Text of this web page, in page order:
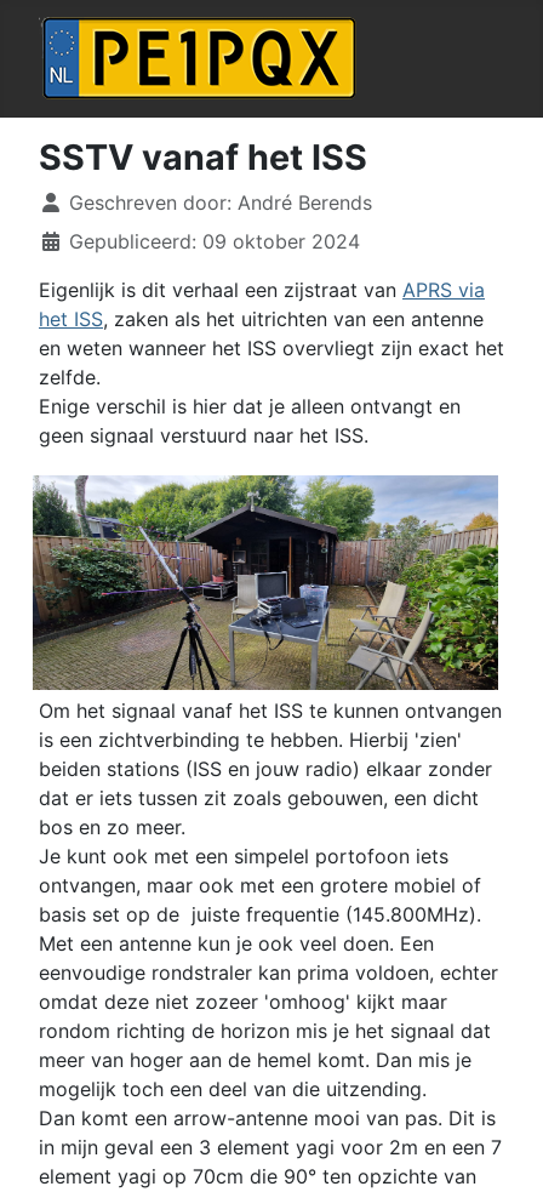
SSTV vanaf het ISS
DetailsGeschreven door: André Berends
Gepubliceerd: 09 oktober 2024
Eigenlijk is dit verhaal een zijstraat van APRS via
het ISS, zaken als het uitrichten van een antenne
en weten wanneer het ISS overvliegt zijn exact het
zelfde.
Enige verschil is hier dat je alleen ontvangt en
geen signaal verstuurd naar het ISS.
Om het signaal vanaf het ISS te kunnen ontvangen
is een zichtverbinding te hebben. Hierbij 'zien'
beiden stations (ISS en jouw radio) elkaar zonder
dat er iets tussen zit zoals gebouwen, een dicht
bos en zo meer.
Je kunt ook met een simpelel portofoon iets
ontvangen, maar ook met een grotere mobiel of
basis set op de juiste frequentie (145.800MHz).
Met een antenne kun je ook veel doen. Een
eenvoudige rondstraler kan prima voldoen, echter
omdat deze niet zozeer 'omhoog' kijkt maar
rondom richting de horizon mis je het signaal dat
meer van hoger aan de hemel komt. Dan mis je
mogelijk toch een deel van die uitzending.
Dan komt een arrow-antenne mooi van pas. Dit is
in mijn geval een 3 element yagi voor 2m en een 7
element yagi op 70cm die 90° ten opzichte van